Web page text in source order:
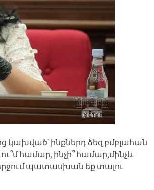
կախված՝ ինքներդ ձեզ բմբլահան
համար, ինչի՞ համար,մինչև
վերջում պատասխան եք տալու